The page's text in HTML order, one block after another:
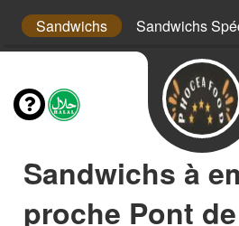
Sandwichs Sandwichs
Sandwichs à
proche Pont